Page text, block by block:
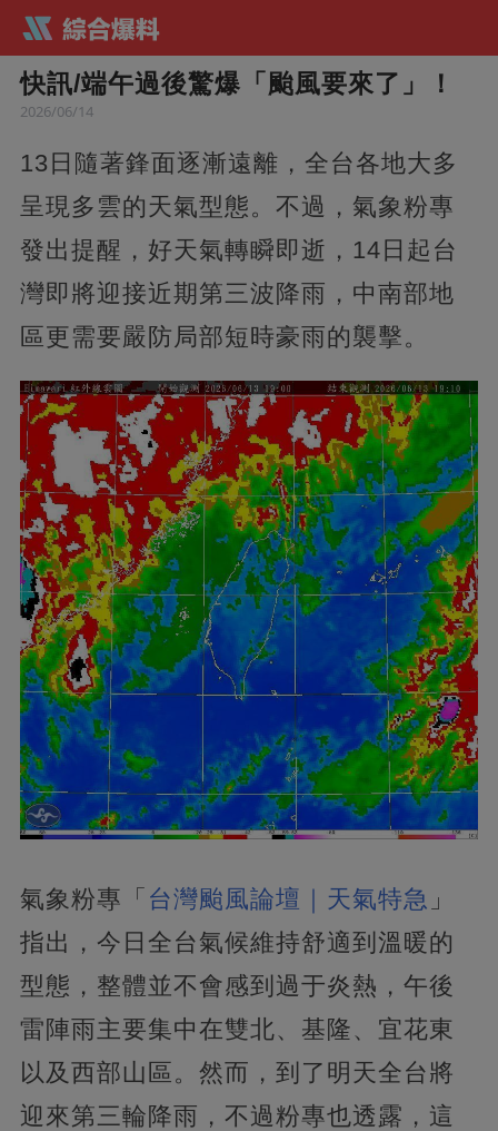
快訊/端午過後驚爆「颱風要來了」！
2026/06/14
13日隨著鋒面逐漸遠離，全台各地大多
呈現多雲的天氣型態。不過，氣象粉專
發出提醒，好天氣轉瞬即逝，14日起台
灣即將迎接近期第三波降雨，中南部地
區更需要嚴防局部短時豪雨的襲擊。
氣象粉專「 台灣颱風論壇｜天氣特急 」
指出，今日全台氣候維持舒適到溫暖的
型態，整體並不會感到過于炎熱，午後
雷陣雨主要集中在雙北、基隆、宜花東
以及西部山區。然而，到了明天全台將
迎來第三輪降雨，不過粉專也透露，這